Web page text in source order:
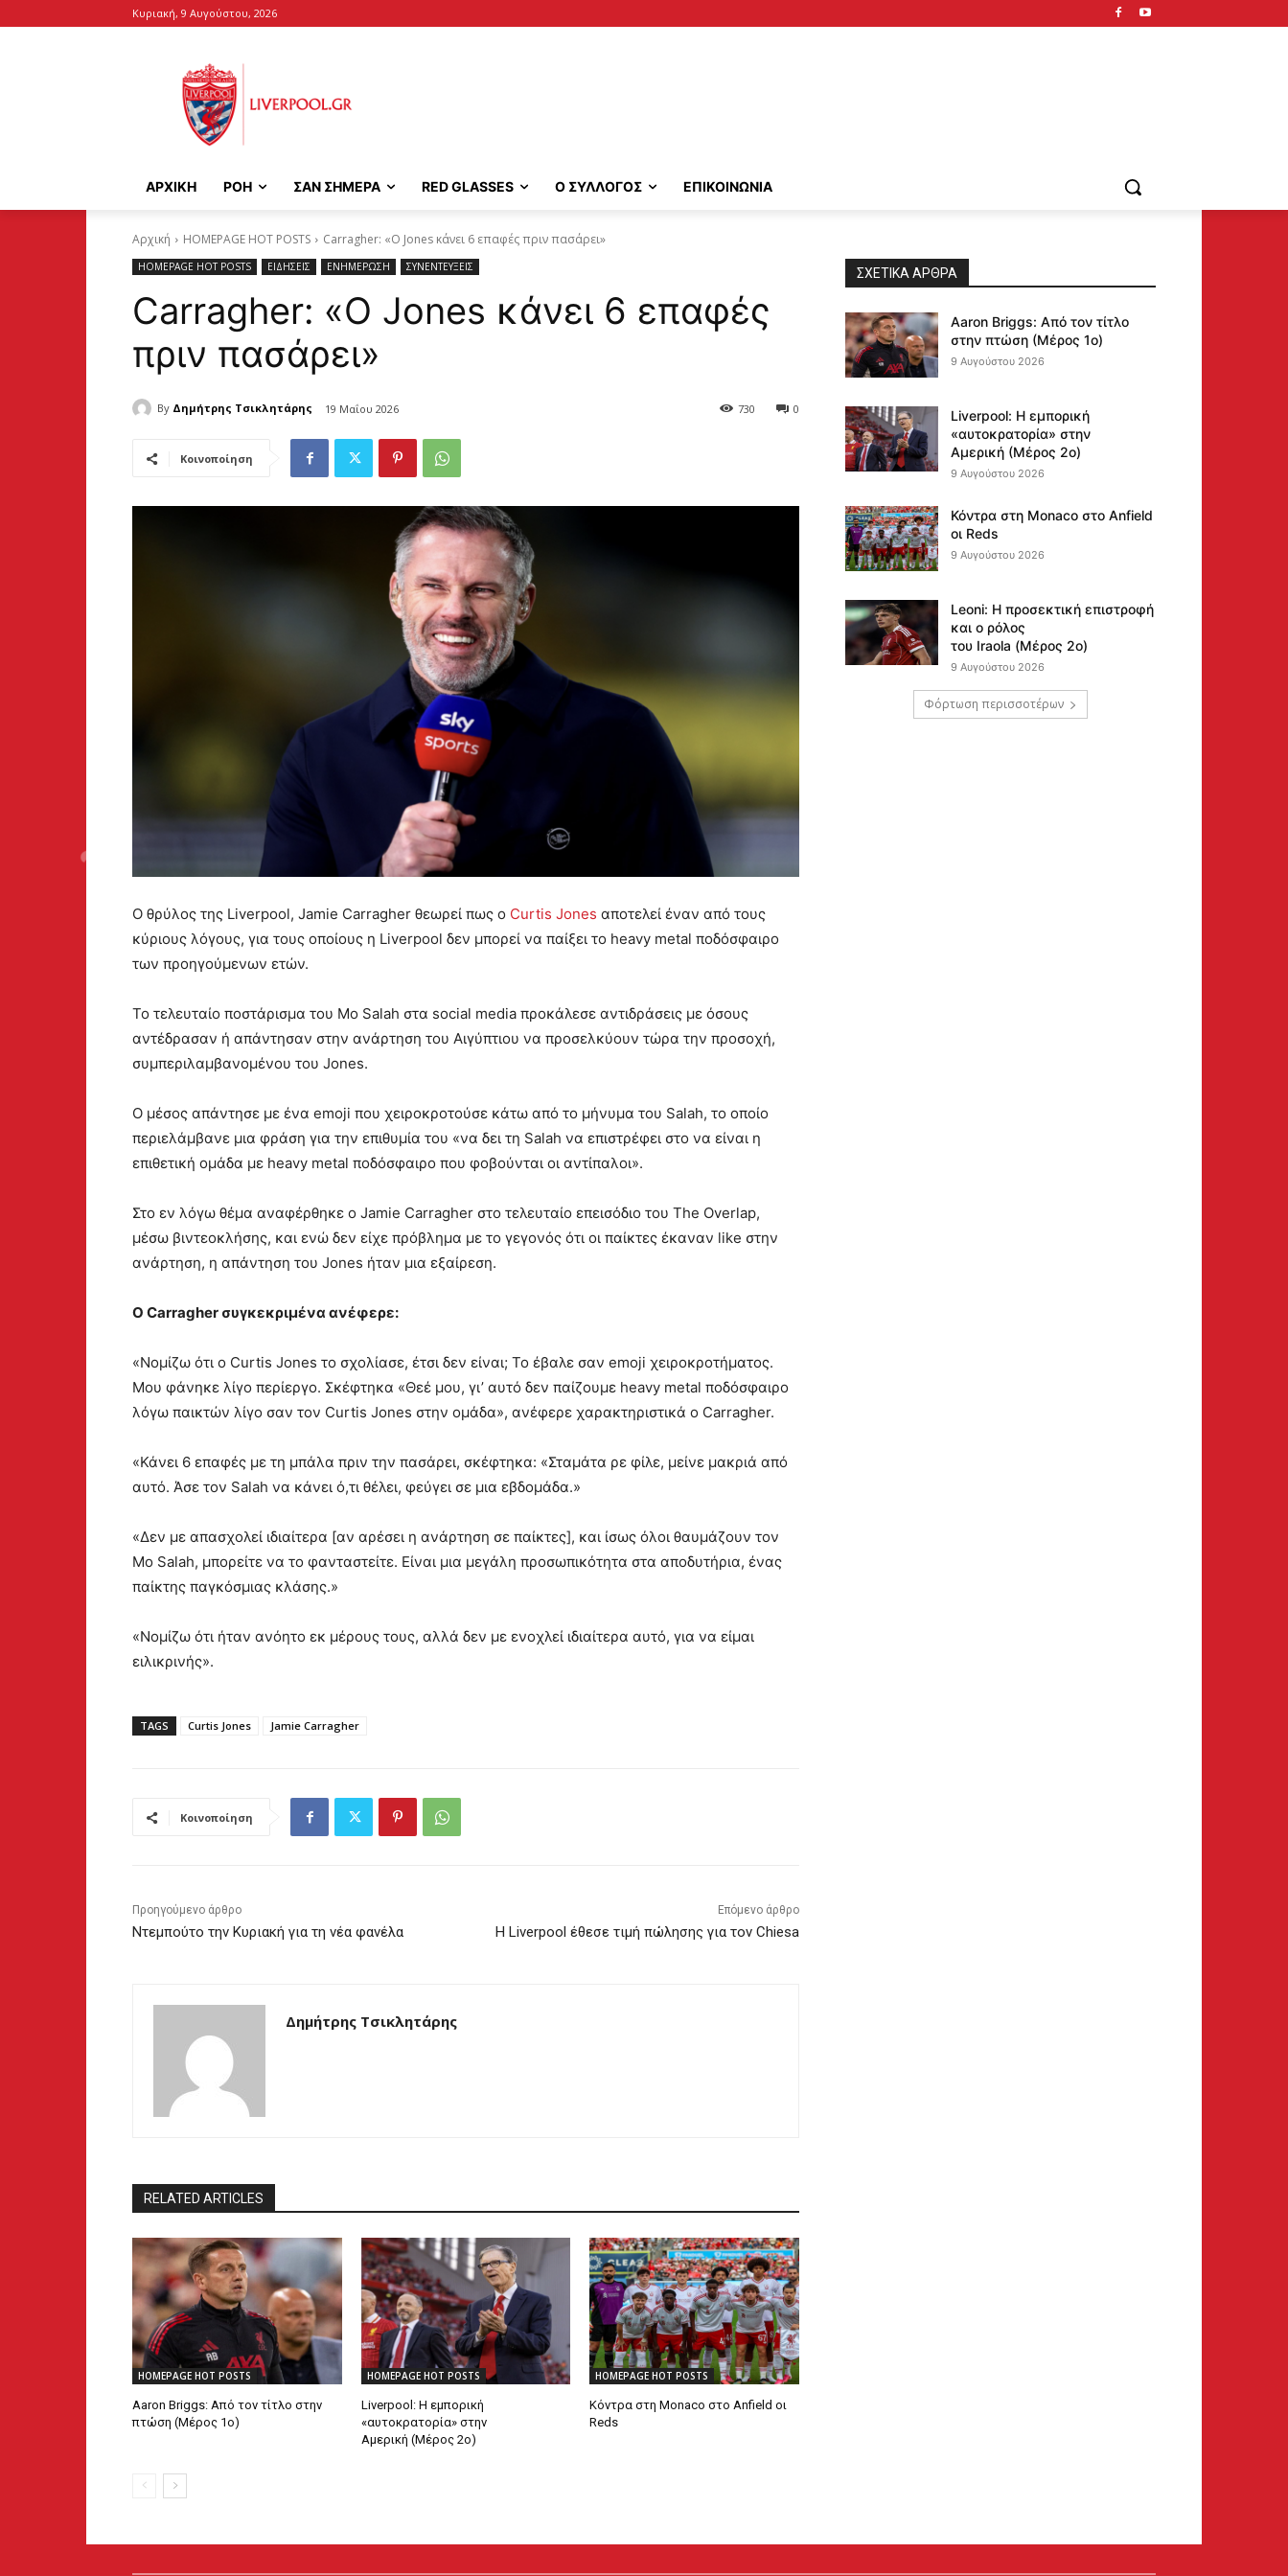
Κυριακή, 9 Αυγούστου, 2026
ΑΡΧΙΚΉ ΡΟΗ ΣΑΝ ΣΗΜΕΡΑ RED GLASSES Ο ΣΥΛΛΟΓΟΣ ΕΠΙΚΟΙΝΩΝΙΑ
Αρχική HOMEPAGE HOT POSTS Carragher: «Ο Jones κάνει 6 επαφές πριν πασάρει»
HOMEPAGE HOT POSTS ΕΙΔΗΣΕΙΣ ΕΝΗΜΕΡΩΣΗ ΣΥΝΕΝΤΕΥΞΕΙΣ
Carragher: «Ο Jones κάνει 6 επαφές
πριν πασάρει»
By Δημήτρης Τσικλητάρης 19 Μαΐου 2026 0
730
Κοινοποίηση
Ο θρύλος της Liverpool, Jamie Carragher θεωρεί πως ο Curtis Jones αποτελεί έναν από τους
κύριους λόγους, για τους οποίους η Liverpool δεν μπορεί να παίξει το heavy metal ποδόσφαιρο
των προηγούμενων ετών.
Το τελευταίο ποστάρισμα του Mo Salah στα social media προκάλεσε αντιδράσεις με όσους
αντέδρασαν ή απάντησαν στην ανάρτηση του Αιγύπτιου να προσελκύουν τώρα την προσοχή,
συμπεριλαμβανομένου του Jones.
Ο μέσος απάντησε με ένα emoji που χειροκροτούσε κάτω από το μήνυμα του Salah, το οποίο
περιελάμβανε μια φράση για την επιθυμία του «να δει τη Salah να επιστρέφει στο να είναι η
επιθετική ομάδα με heavy metal ποδόσφαιρο που φοβούνται οι αντίπαλοι».
Στο εν λόγω θέμα αναφέρθηκε ο Jamie Carragher στο τελευταίο επεισόδιο του The Overlap,
μέσω βιντεοκλήσης, και ενώ δεν είχε πρόβλημα με το γεγονός ότι οι παίκτες έκαναν like στην
ανάρτηση, η απάντηση του Jones ήταν μια εξαίρεση.
Ο Carragher συγκεκριμένα ανέφερε:
«Νομίζω ότι ο Curtis Jones το σχολίασε, έτσι δεν είναι; Το έβαλε σαν emoji χειροκροτήματος.
Μου φάνηκε λίγο περίεργο. Σκέφτηκα «Θεέ μου, γι’ αυτό δεν παίζουμε heavy metal ποδόσφαιρο
λόγω παικτών λίγο σαν τον Curtis Jones στην ομάδα», ανέφερε χαρακτηριστικά ο Carragher.
«Κάνει 6 επαφές με τη μπάλα πριν την πασάρει, σκέφτηκα: «Σταμάτα ρε φίλε, μείνε μακριά από
αυτό. Άσε τον Salah να κάνει ό,τι θέλει, φεύγει σε μια εβδομάδα.»
«Δεν με απασχολεί ιδιαίτερα [αν αρέσει η ανάρτηση σε παίκτες], και ίσως όλοι θαυμάζουν τον
Mo Salah, μπορείτε να το φανταστείτε. Είναι μια μεγάλη προσωπικότητα στα αποδυτήρια, ένας
παίκτης παγκόσμιας κλάσης.»
«Νομίζω ότι ήταν ανόητο εκ μέρους τους, αλλά δεν με ενοχλεί ιδιαίτερα αυτό, για να είμαι
ειλικρινής».
TAGS Curtis Jones Jamie Carragher
Κοινοποίηση
Προηγούμενο άρθρο
Ντεμπούτο την Κυριακή για τη νέα φανέλα
Επόμενο άρθρο
Η Liverpool έθεσε τιμή πώλησης για τον Chiesa
Δημήτρης Τσικλητάρης
RELATED ARTICLES
HOMEPAGE HOT POSTS
Aaron Briggs: Από τον τίτλο στην
πτώση (Μέρος 1ο)
HOMEPAGE HOT POSTS
Liverpool: Η εμπορική
«αυτοκρατορία» στην
Αμερική (Μέρος 2ο)
HOMEPAGE HOT POSTS
Κόντρα στη Monaco στο Anfield οι
Reds
ΣΧΕΤΙΚΆ ΆΡΘΡΑ
Aaron Briggs: Από τον τίτλο
στην πτώση (Μέρος 1ο)
9 Αυγούστου 2026
Liverpool: Η εμπορική
«αυτοκρατορία» στην
Αμερική (Μέρος 2ο)
9 Αυγούστου 2026
Κόντρα στη Monaco στο Anfield
οι Reds
9 Αυγούστου 2026
Leoni: Η προσεκτική επιστροφή
και ο ρόλος
του Iraola (Μέρος 2ο)
9 Αυγούστου 2026
Φόρτωση περισσοτέρων